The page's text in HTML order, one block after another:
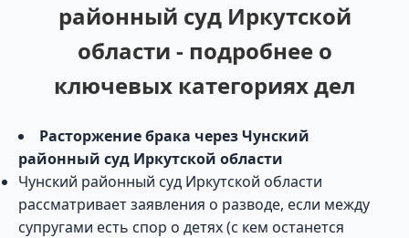
районный суд Иркутской
области - подробнее о
ключевых категориях дел
Расторжение брака через Чунский
районный суд Иркутской области
Чунский районный суд Иркутской области
рассматривает заявления о разводе, если между
супругами есть спор о детях (с кем останется